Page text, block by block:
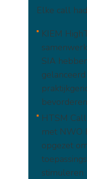
Elke call
KIEM
SIA
bevorderen
HTSM
met NWO
opgezet
stimuleren